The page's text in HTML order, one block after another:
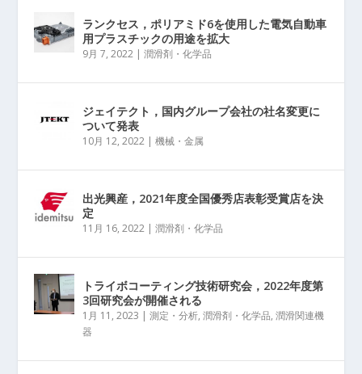
ランクセス，ポリアミド6を使用した電気自動車
用プラスチックの用途を拡大
9月 7, 2022 |潤滑剤・化学品
ジェイテクト，国内グループ会社の社名変更に
ついて発表
10月 12, 2022 |機械・金属
出光興産，2021年度全国優秀店表彰受賞店を決
定
11月 16, 2022 |潤滑剤・化学品
トライボコーティング技術研究会，2022年度第
3回研究会が開催される
1月 11, 2023 |測定・分析,潤滑剤・化学品,潤滑関連機
器